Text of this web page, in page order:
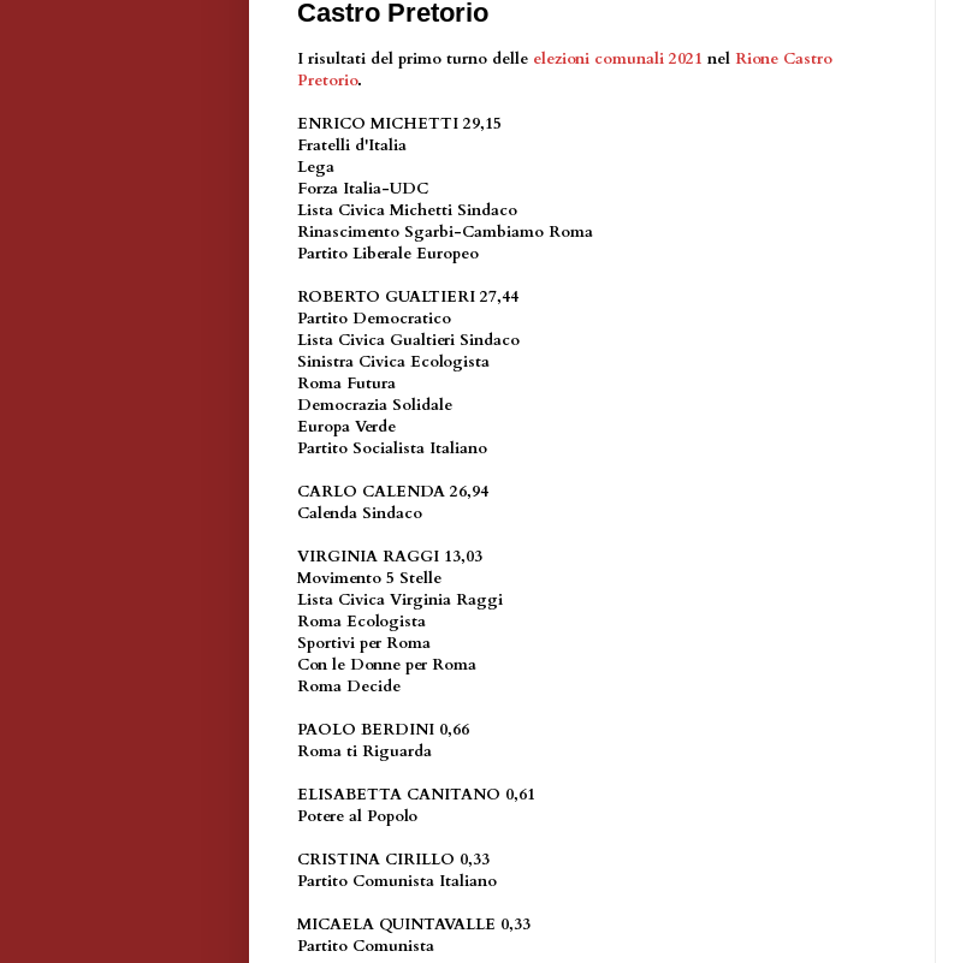
Castro Pretorio
I risultati del primo turno delle elezioni comunali 2021 nel Rione Castro
Pretorio.
ENRICO MICHETTI 29,15
Fratelli d'Italia
Lega
Forza Italia-UDC
Lista Civica Michetti Sindaco
Rinascimento Sgarbi-Cambiamo Roma
Partito Liberale Europeo
ROBERTO GUALTIERI 27,44
Partito Democratico
Lista Civica Gualtieri Sindaco
Sinistra Civica Ecologista
Roma Futura
Democrazia Solidale
Europa Verde
Partito Socialista Italiano
CARLO CALENDA 26,94
Calenda Sindaco
VIRGINIA RAGGI 13,03
Movimento 5 Stelle
Lista Civica Virginia Raggi
Roma Ecologista
Sportivi per Roma
Con le Donne per Roma
Roma Decide
PAOLO BERDINI 0,66
Roma ti Riguarda
ELISABETTA CANITANO 0,61
Potere al Popolo
CRISTINA CIRILLO 0,33
Partito Comunista Italiano
MICAELA QUINTAVALLE 0,33
Partito Comunista